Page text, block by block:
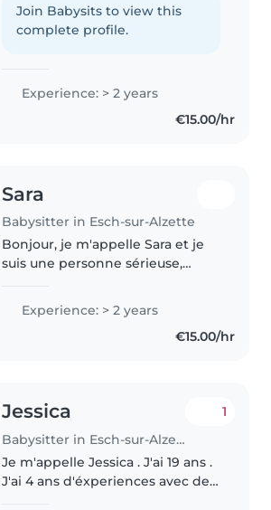
d'expérience en garde d'enfants,
spécialisée dans les bébés, les
Join Babysits to view this
complete profile.
Experience: > 2 years
€15.00/hr
Sara
Babysitter in Esch-sur-Alzette
Bonjour, je m'appelle Sara et je
suis une personne sérieuse,
passer du temps avec les enfants
et m'assurer qu'ils se sentent en
Experience: > 2 years
€15.00/hr
Jessica
Babysitter in Esch-sur-Alzette
1
Je m'appelle Jessica . J'ai 19 ans .
J'ai 4 ans d'éxperiences avec des